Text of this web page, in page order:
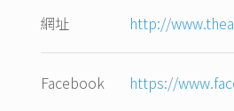
網址 http://
Facebook https://